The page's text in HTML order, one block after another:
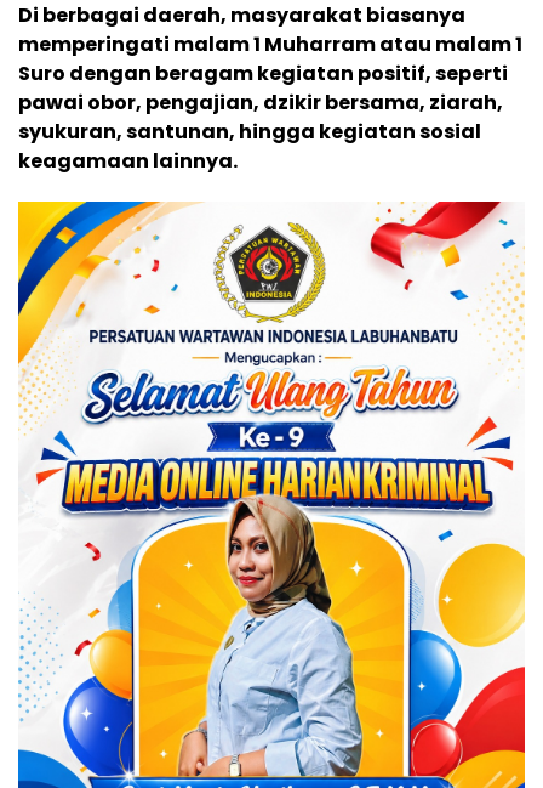
Di berbagai daerah, masyarakat biasanya
memperingati malam 1 Muharram atau malam 1
Suro dengan beragam kegiatan positif, seperti
pawai obor, pengajian, dzikir bersama, ziarah,
syukuran, santunan, hingga kegiatan sosial
keagamaan lainnya.